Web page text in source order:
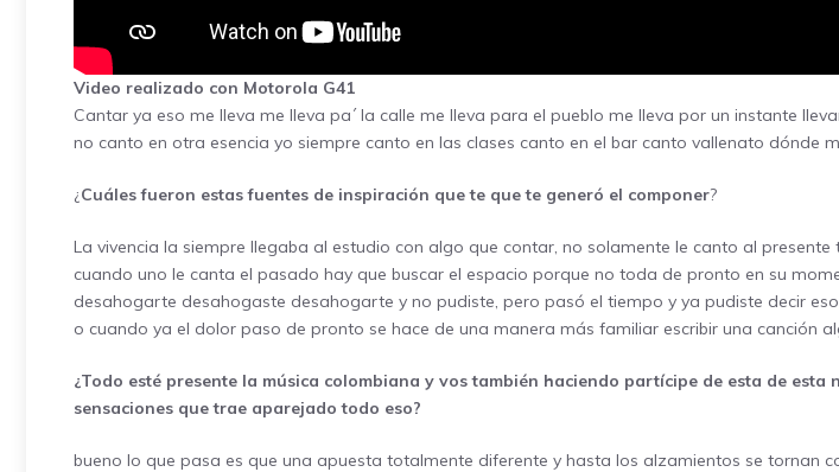
Video realizado con Motorola G41
Cantar ya eso me lleva me lleva pa´ la calle me lleva para el pueblo me lleva por un instante
no canto en otra esencia yo siempre canto en las clases canto en el bar canto vallenato dónde
¿Cuáles fueron estas fuentes de inspiración que te que te generó el componer?
La vivencia la siempre llegaba al estudio con algo que contar, no solamente le canto al
cuando uno le canta el pasado hay que buscar el espacio porque no toda de pronto en su
desahogarte desahogaste desahogarte y no pudiste, pero pasó el tiempo y ya pudiste decir
o cuando ya el dolor paso de pronto se hace de una manera más familiar escribir una canción
¿Todo esté presente la música colombiana y vos también haciendo partícipe de esta de esta
sensaciones que trae aparejado todo eso?
bueno lo que pasa es que una apuesta totalmente diferente y hasta los alzamientos se tornan